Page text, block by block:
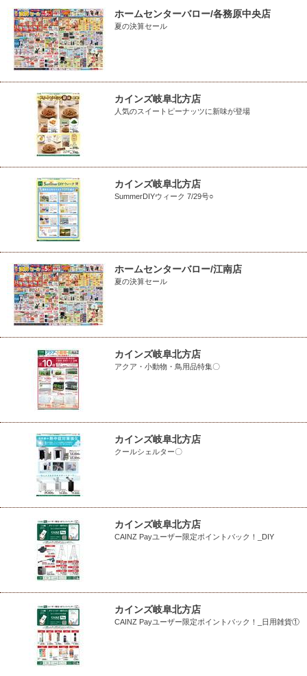
ホームセンターバロー/各務原中央店
夏の決算セール
カインズ岐阜北方店
人気のスイートピーナッツに新味が登場
カインズ岐阜北方店
SummerDIYウィーク 7/29号○
ホームセンターバロー/江南店
夏の決算セール
カインズ岐阜北方店
アクア・小動物・鳥用品特集〇
カインズ岐阜北方店
クールシェルター〇
カインズ岐阜北方店
CAINZ Payユーザー限定ポイントバック！_DIY
カインズ岐阜北方店
CAINZ Payユーザー限定ポイントバック！_日用雑貨①